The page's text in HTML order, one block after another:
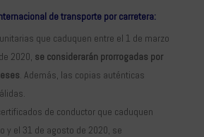
de transporte por carretera:
que caduquen entre el 1 de marzo
2020, se considerarán prorrogadas por
. Además, las copias auténticas
de conductor que caduquen
y el 31 de agosto de 2020, se